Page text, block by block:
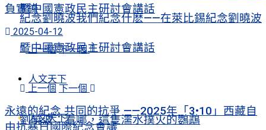
暨中國憲政民主研討會講話
上一個 下一個
人文天下
劉曉波：看哪，這隻濡水撲火的鸚鵡
紀念劉曉波我們紀念什麽——在萊比錫紀念劉曉波
暨中國憲政民主研討會講話
上一個 下一個
人文天下
負實錄
2025-04-12
永遠的紀念 共同的抗爭 ——2025年「3•10」西藏自
由抗暴日國際紀念會議